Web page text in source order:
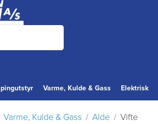
Varme, Kulde & Gass Elektrisk
Varme, Kulde & Gass Alde Vifte